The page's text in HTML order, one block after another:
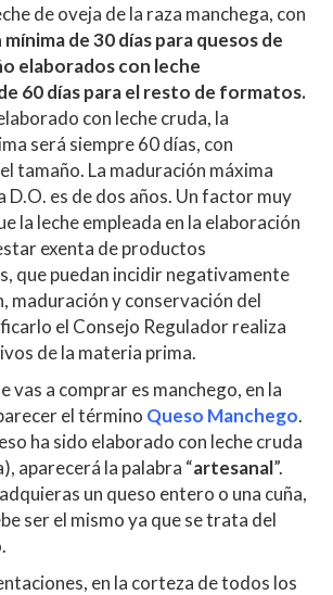
de oveja de la raza manchega, con
de 30 días para quesos de
elaborados con leche
60 días para el resto de formatos.
con leche cruda, la
será siempre 60 días, con
tamaño. La maduración máxima
D.O. es de dos años. Un factor muy
la leche empleada en la elaboración
exenta de productos
que puedan incidir negativamente
maduración y conservación del
el Consejo Regulador realiza
de la materia prima.
vas a comprar es manchego, en la
el término Queso Manchego.
ha sido elaborado con leche cruda
aparecerá la palabra “artesanal”.
un queso entero o una cuña,
ser el mismo ya que se trata del
en la corteza de todos los